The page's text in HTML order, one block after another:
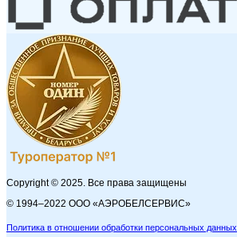
Copyright © 2025. Все права защищены
© 1994–2022 ООО «АЭРОБЕЛСЕРВИС»
Политика в отношении обработки персональных данных